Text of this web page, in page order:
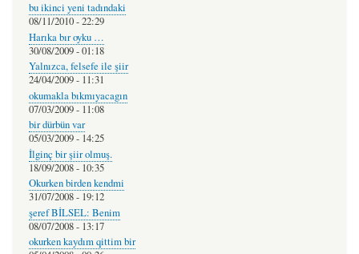
bu ikinci yeni tadındaki
08/11/2010 - 22:29
Harıka bır oyku …
30/08/2009 - 01:18
Yalnızca, felsefe ile şiir
24/04/2009 - 11:31
okumakla bıkmıyacagın
07/03/2009 - 11:08
bir dürbün var
05/03/2009 - 14:25
İlginç bir şiir olmuş.
18/09/2008 - 10:35
Okurken birden kendmi
31/07/2008 - 19:12
şeref BİLSEL: Benim
08/07/2008 - 13:17
okurken kaydım qittim bir